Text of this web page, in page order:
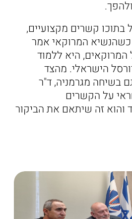
קשרים מקצועיים,
כשהנשיא המרוקאי אמר
היא ללמוד
הישראלי. מהצד
בשיחה מגרמניה, ד"ר
על הקשרים
והוא זה שיתאם את הביקור